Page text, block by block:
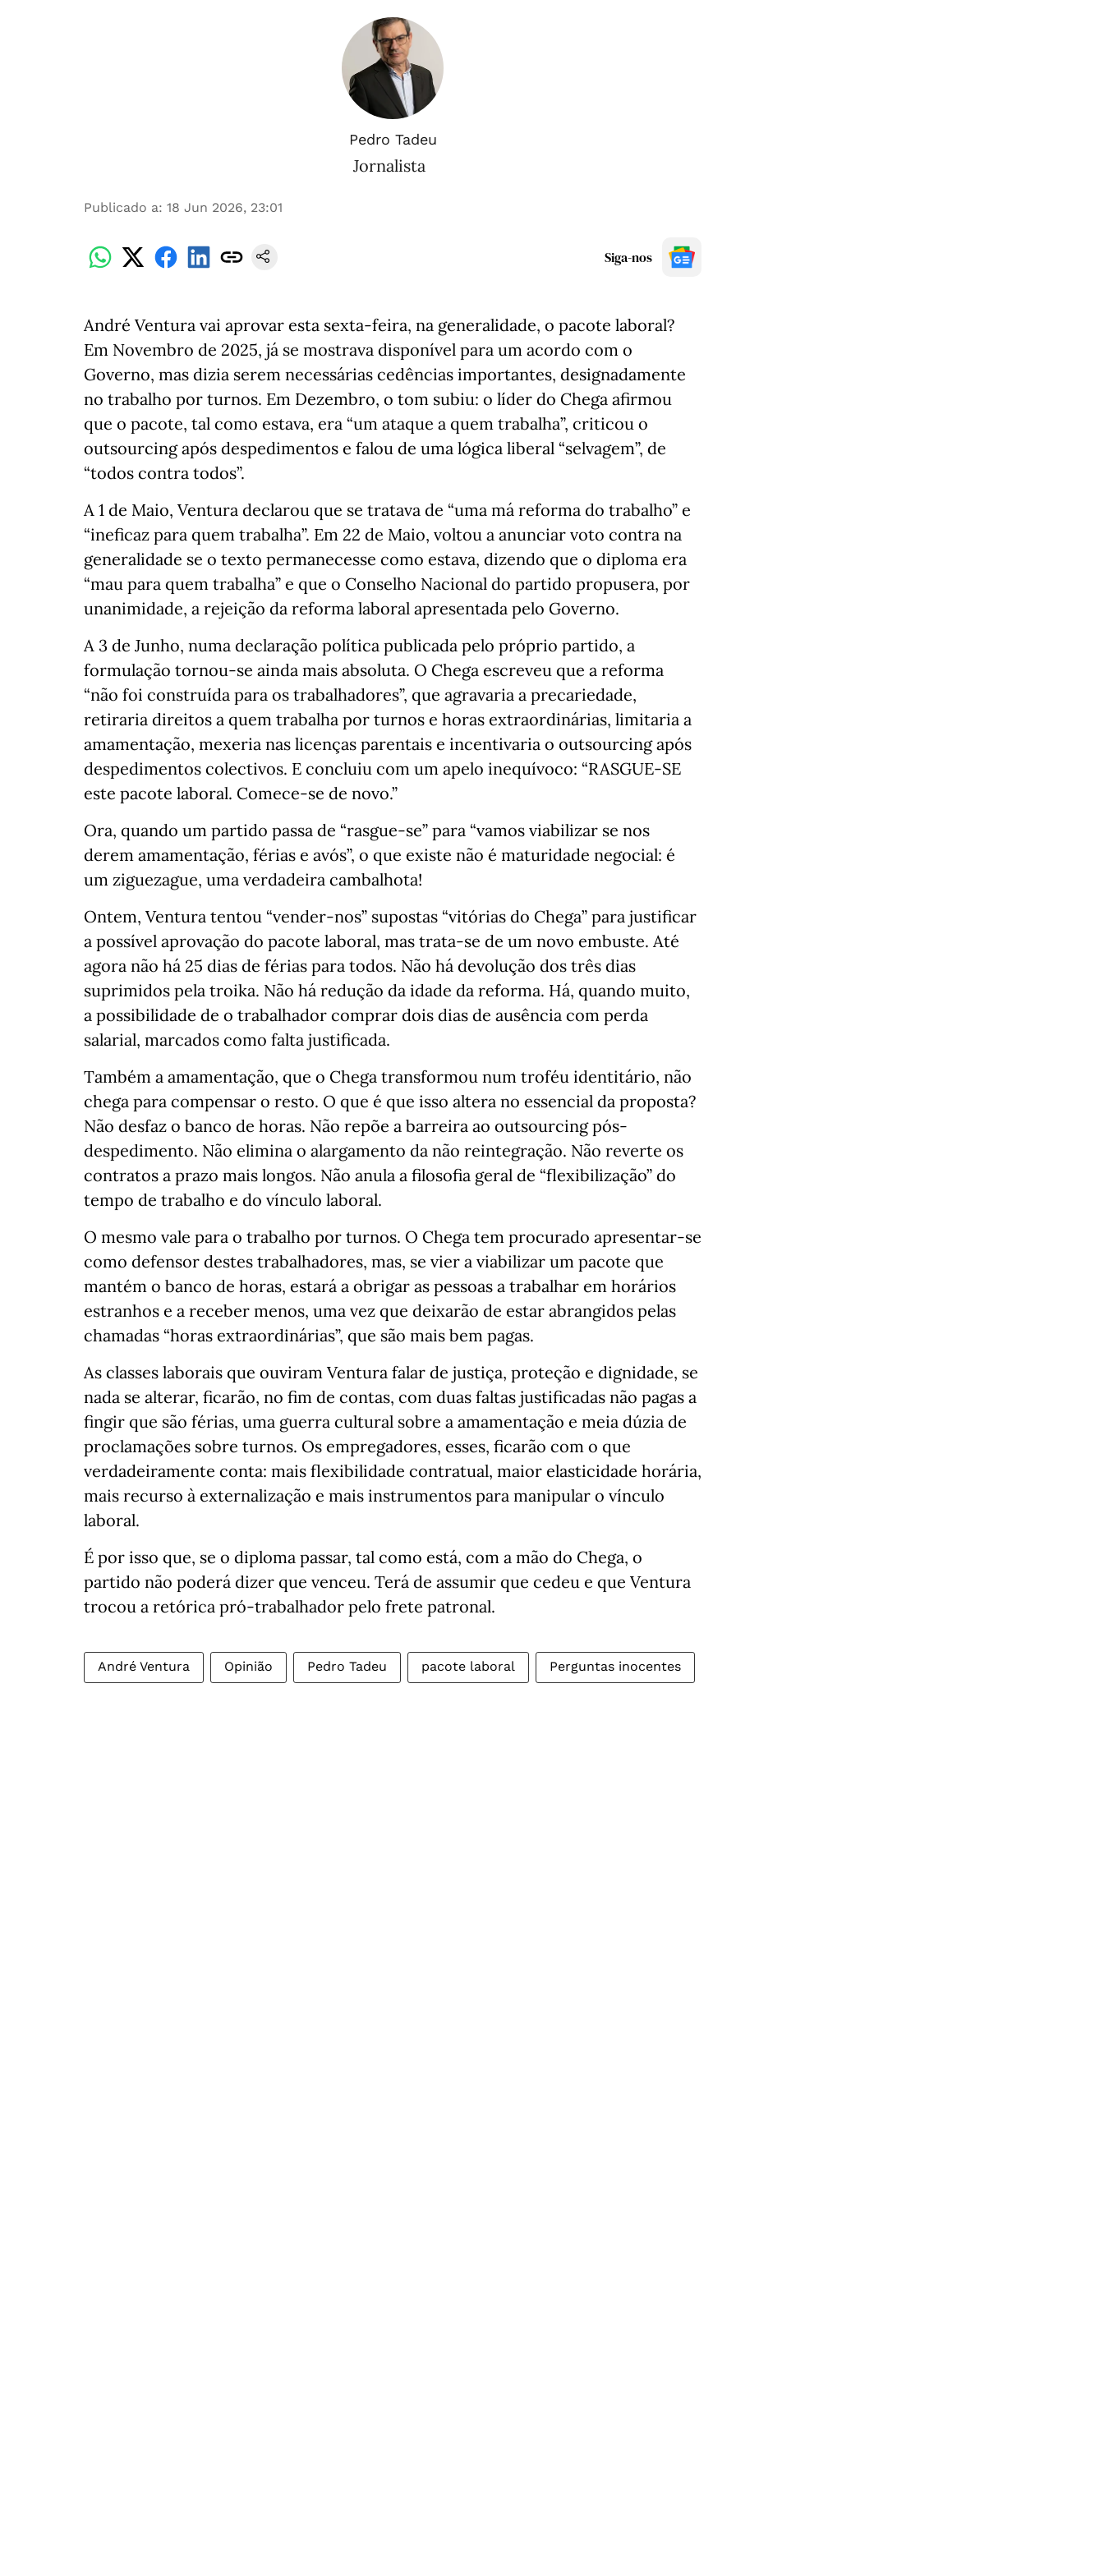
Pedro Tadeu
Jornalista
Publicado a: 18 Jun 2026, 23:01
Siga-nos
André Ventura vai aprovar esta sexta-feira, na generalidade, o pacote laboral?
Em Novembro de 2025, já se mostrava disponível para um acordo com o
Governo, mas dizia serem necessárias cedências importantes, designadamente
no trabalho por turnos. Em Dezembro, o tom subiu: o líder do Chega afirmou
que o pacote, tal como estava, era “um ataque a quem trabalha”, criticou o
outsourcing após despedimentos e falou de uma lógica liberal “selvagem”, de
“todos contra todos”.
A 1 de Maio, Ventura declarou que se tratava de “uma má reforma do trabalho” e
“ineficaz para quem trabalha”. Em 22 de Maio, voltou a anunciar voto contra na
generalidade se o texto permanecesse como estava, dizendo que o diploma era
“mau para quem trabalha” e que o Conselho Nacional do partido propusera, por
unanimidade, a rejeição da reforma laboral apresentada pelo Governo.
A 3 de Junho, numa declaração política publicada pelo próprio partido, a
formulação tornou-se ainda mais absoluta. O Chega escreveu que a reforma
“não foi construída para os trabalhadores”, que agravaria a precariedade,
retiraria direitos a quem trabalha por turnos e horas extraordinárias, limitaria a
amamentação, mexeria nas licenças parentais e incentivaria o outsourcing após
despedimentos colectivos. E concluiu com um apelo inequívoco: “RASGUE-SE
este pacote laboral. Comece-se de novo.”
Ora, quando um partido passa de “rasgue-se” para “vamos viabilizar se nos
derem amamentação, férias e avós”, o que existe não é maturidade negocial: é
um ziguezague, uma verdadeira cambalhota!
Ontem, Ventura tentou “vender-nos” supostas “vitórias do Chega” para justificar
a possível aprovação do pacote laboral, mas trata-se de um novo embuste. Até
agora não há 25 dias de férias para todos. Não há devolução dos três dias
suprimidos pela troika. Não há redução da idade da reforma. Há, quando muito,
a possibilidade de o trabalhador comprar dois dias de ausência com perda
salarial, marcados como falta justificada.
Também a amamentação, que o Chega transformou num troféu identitário, não
chega para compensar o resto. O que é que isso altera no essencial da proposta?
Não desfaz o banco de horas. Não repõe a barreira ao outsourcing pós-
despedimento. Não elimina o alargamento da não reintegração. Não reverte os
contratos a prazo mais longos. Não anula a filosofia geral de “flexibilização” do
tempo de trabalho e do vínculo laboral.
O mesmo vale para o trabalho por turnos. O Chega tem procurado apresentar-se
como defensor destes trabalhadores, mas, se vier a viabilizar um pacote que
mantém o banco de horas, estará a obrigar as pessoas a trabalhar em horários
estranhos e a receber menos, uma vez que deixarão de estar abrangidos pelas
chamadas “horas extraordinárias”, que são mais bem pagas.
As classes laborais que ouviram Ventura falar de justiça, proteção e dignidade, se
nada se alterar, ficarão, no fim de contas, com duas faltas justificadas não pagas a
fingir que são férias, uma guerra cultural sobre a amamentação e meia dúzia de
proclamações sobre turnos. Os empregadores, esses, ficarão com o que
verdadeiramente conta: mais flexibilidade contratual, maior elasticidade horária,
mais recurso à externalização e mais instrumentos para manipular o vínculo
laboral.
É por isso que, se o diploma passar, tal como está, com a mão do Chega, o
partido não poderá dizer que venceu. Terá de assumir que cedeu e que Ventura
trocou a retórica pró-trabalhador pelo frete patronal.
André Ventura Opinião Pedro Tadeu pacote laboral Perguntas inocentes